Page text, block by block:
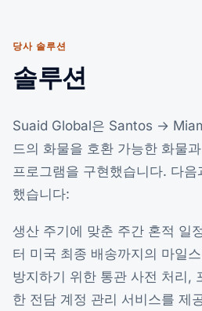
당사 솔루션
솔루션
Suaid Global은 Santos →
드의 화물을 호환 가능한 화물
프로그램을 구현했습니다. 다
했습니다:
생산 주기에 맞춘 주간 혼적 일
터 미국 최종 배송까지의 마일
방지하기 위한 통관 사전 처리,
한 전담 계정 관리 서비스를 제